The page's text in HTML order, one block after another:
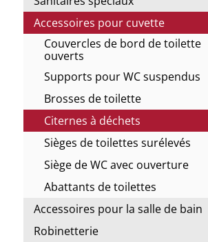
Accessoires pour cuvette
Couvercles de bord de toilette
ouverts
Supports pour WC suspendus
Brosses de toilette
Citernes à déchets
Sièges de toilettes surélevés
Siège de WC avec ouverture
Abattants de toilettes
Accessoires pour la salle de bain
Robinetterie